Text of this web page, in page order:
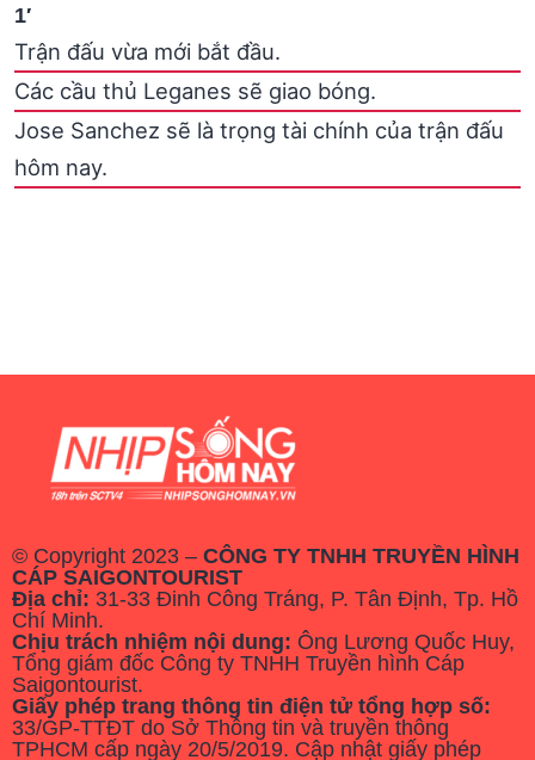
1′
Trận đấu vừa mới bắt đầu.
Các cầu thủ Leganes sẽ giao bóng.
Jose Sanchez sẽ là trọng tài chính của trận đấu
hôm nay.
© Copyright 2023 – CÔNG TY TNHH TRUYỀN HÌNH
CÁP SAIGONTOURIST
Địa chỉ: 31-33 Đinh Công Tráng, P. Tân Định, Tp. Hồ
Chí Minh.
Chịu trách nhiệm nội dung: Ông Lương Quốc Huy,
Tổng giám đốc Công ty TNHH Truyền hình Cáp
Saigontourist.
Giấy phép trang thông tin điện tử tổng hợp số:
33/GP-TTĐT do Sở Thông tin và truyền thông
TPHCM cấp ngày 20/5/2019. Cập nhật giấy phép